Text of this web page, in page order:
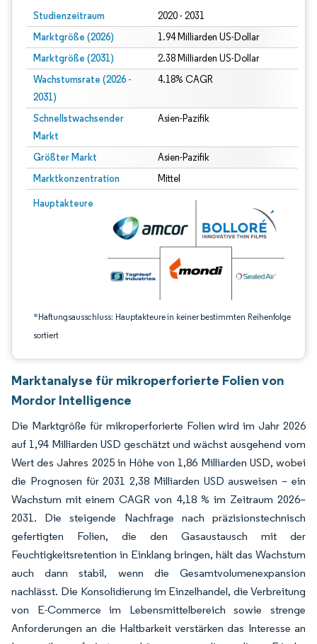
Studienzeitraum 2020 - 2031
Marktgröße (2026) 1.94 Milliarden US-Dollar
Marktgröße (2031) 2.38 Milliarden US-Dollar
Wachstumsrate (2026 -
2031)
4.18% CAGR
Schnellstwachsender
Markt
Asien-Pazifik
Größter Markt Asien-Pazifik
Marktkonzentration Mittel
Hauptakteure
*Haftungsausschluss: Hauptakteure in keiner bestimmten Reihenfolge
sortiert
Bild © Mordor Intelligence. Wiederverwendung erfordert Namensnennung
Marktanalyse für mikroperforierte Folien von
Mordor Intelligence
Die Marktgröße für mikroperforierte Folien wird im Jahr 2026
auf 1,94 Milliarden USD geschätzt und wächst ausgehend vom
Wert des Jahres 2025 in Höhe von 1,86 Milliarden USD, wobei
die Prognosen für 2031 2,38 Milliarden USD ausweisen – ein
Wachstum mit einem CAGR von 4,18 % im Zeitraum 2026–
2031. Die steigende Nachfrage nach präzisionstechnisch
gefertigten Folien, die den Gasaustausch mit der
Feuchtigkeitsretention in Einklang bringen, hält das Wachstum
auch dann stabil, wenn die Gesamtvolumenexpansion
nachlässt. Die Konsolidierung im Einzelhandel, die Verbreitung
von E-Commerce im Lebensmittelbereich sowie strenge
Anforderungen an die Haltbarkeit verstärken das Interesse an